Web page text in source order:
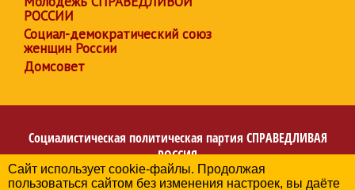
РОССИИ
Социал-демократический союз
женщин России
Домсовет
Социалистическая политическая партия СПРАВЕДЛИВАЯ
РОССИЯ
Региональное отделение партии в Ямало-Ненецком
Сайт использует cookie-файлы. Продолжая
пользоваться сайтом без изменения настроек, вы даёте